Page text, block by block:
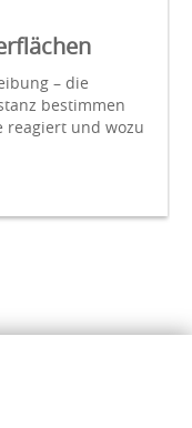
– die
bestimmen
reagiert und wozu